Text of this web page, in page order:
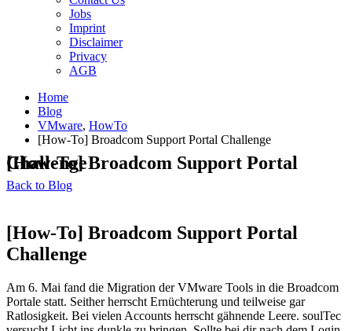
Jobs
Imprint
Disclaimer
Privacy
AGB
Home
Blog
VMware, HowTo
[How-To] Broadcom Support Portal Challenge
[How-To] Broadcom Support Portal Challenge
Back to Blog
[How-To] Broadcom Support Portal
Challenge
Am 6. Mai fand die Migration der VMware Tools in die Broadcom
Portale statt. Seither herrscht Ernüchterung und teilweise gar
Ratlosigkeit. Bei vielen Accounts herrscht gähnende Leere. soulTec